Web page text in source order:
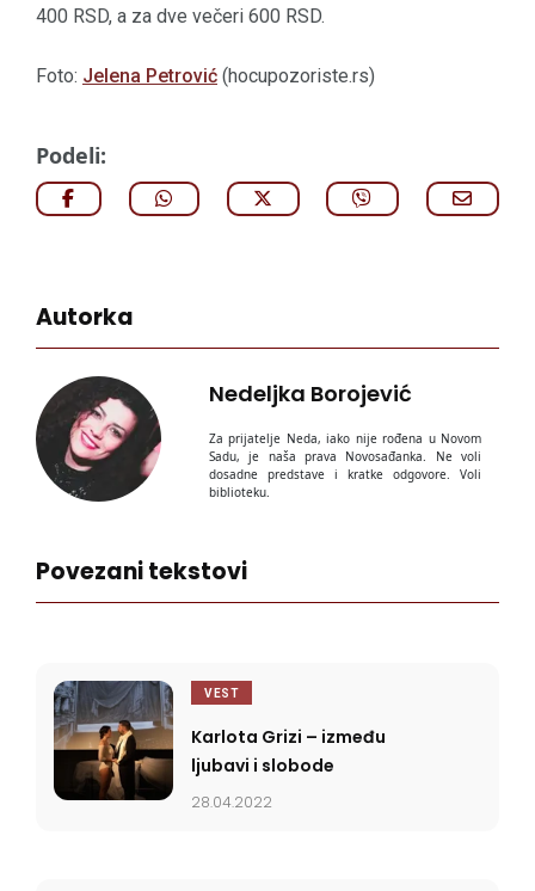
400 RSD, a za dve večeri 600 RSD.
Foto: Jelena Petrović (hocupozoriste.rs)
Podeli:
Autorka
Nedeljka Borojević
Za prijatelje Neda, iako nije rođena u Novom
Sadu, je naša prava Novosađanka. Ne voli
dosadne predstave i kratke odgovore. Voli
biblioteku.
Povezani tekstovi
VEST
Karlota Grizi – između
ljubavi i slobode
28.04.2022